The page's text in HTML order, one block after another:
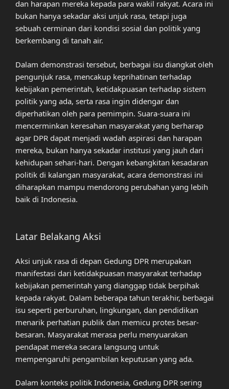
dan harapan mereka kepada para wakil rakyat. Acara ini
bukan hanya sekadar aksi unjuk rasa, tetapi juga
sebuah cerminan dari kondisi sosial dan politik yang
berkembang di tanah air.
Dalam demonstrasi tersebut, berbagai isu diangkat oleh
pengunjuk rasa, mencakup keprihatinan terhadap
kebijakan pemerintah, ketidakpuasan terhadap sistem
politik yang ada, serta rasa ingin didengar dan
diperhatikan oleh para pemimpin. Suara-suara ini
mencerminkan keresahan masyarakat yang berharap
agar DPR dapat menjadi wadah aspirasi dan harapan
mereka, bukan hanya sekadar institusi yang jauh dari
kehidupan sehari-hari. Dengan kebangkitan kesadaran
politik di kalangan masyarakat, acara demonstrasi ini
diharapkan mampu mendorong perubahan yang lebih
baik di Indonesia.
Latar Belakang Aksi
Aksi unjuk rasa di depan Gedung DPR merupakan
manifestasi dari ketidakpuasan masyarakat terhadap
kebijakan pemerintah yang dianggap tidak berpihak
kepada rakyat. Dalam beberapa tahun terakhir, berbagai
isu seperti perburuhan, lingkungan, dan pendidikan
menarik perhatian publik dan memicu protes besar-
besaran. Masyarakat merasa perlu menyuarakan
pendapat mereka secara langsung untuk
mempengaruhi pengambilan keputusan yang ada.
Dalam konteks politik Indonesia, Gedung DPR sering